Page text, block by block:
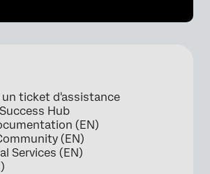
ticket d'assistance
Hub
(EN)
(EN)
Services (EN)